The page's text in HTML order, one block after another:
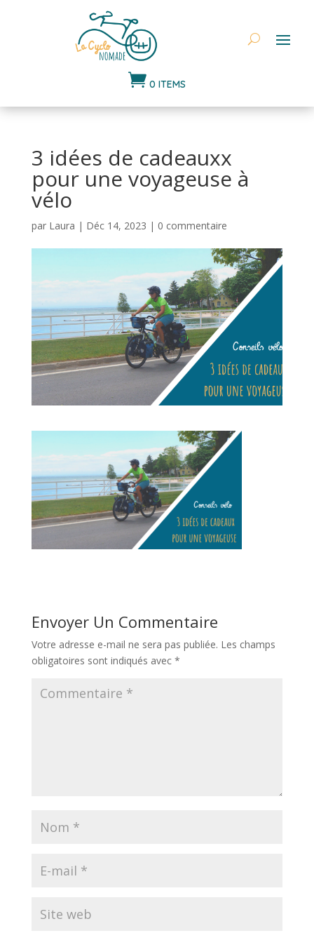
 0 ITEMS
3 idées de cadeauxx
pour une voyageuse à
vélo
par Laura | Déc 14, 2023 | 0 commentaire
Envoyer Un Commentaire
Votre adresse e-mail ne sera pas publiée. Les champs
obligatoires sont indiqués avec *